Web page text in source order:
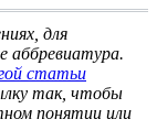
для
аббревиатура.
статьи
так, чтобы
понятии или